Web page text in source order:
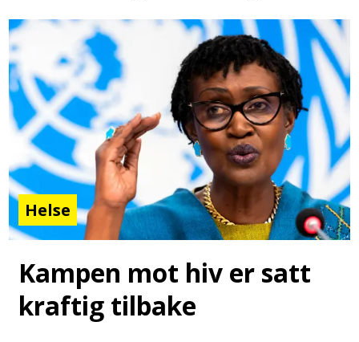
Helse
Kampen mot hiv er satt
kraftig tilbake